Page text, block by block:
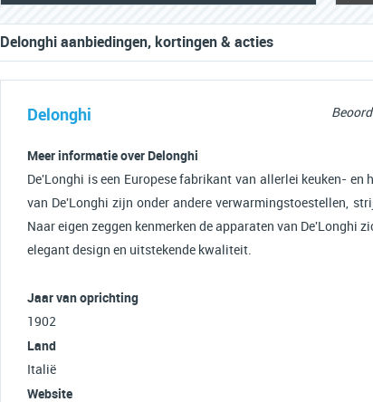
Delonghi aanbiedingen, kortingen & acties
Delonghi
Meer informatie over Delonghi
De'Longhi is een Europese fabrikant van allerlei keuken-
van De'Longhi zijn onder andere verwarmingstoestellen,
Naar eigen zeggen kenmerken de apparaten van De'Longhi
elegant design en uitstekende kwaliteit.
Jaar van oprichting
1902
Land
Italië
Website